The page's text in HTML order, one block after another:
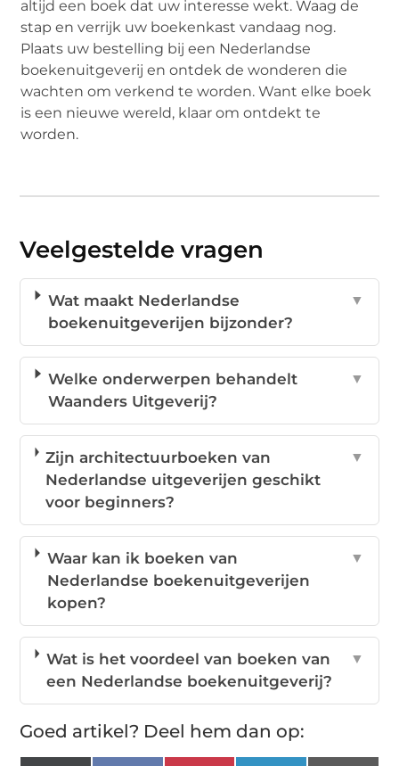
altijd een boek dat uw interesse wekt. Waag de
stap en verrijk uw boekenkast vandaag nog.
Plaats uw bestelling bij een Nederlandse
boekenuitgeverij en ontdek de wonderen die
wachten om verkend te worden. Want elke boek
is een nieuwe wereld, klaar om ontdekt te
worden.
Veelgestelde vragen
Wat maakt Nederlandse
boekenuitgeverijen bijzonder?
▼
Welke onderwerpen behandelt
Waanders Uitgeverij?
▼
Zijn architectuurboeken van
Nederlandse uitgeverijen geschikt
voor beginners?
▼
Waar kan ik boeken van
Nederlandse boekenuitgeverijen
kopen?
▼
Wat is het voordeel van boeken van
een Nederlandse boekenuitgeverij?
▼
Goed artikel? Deel hem dan op: